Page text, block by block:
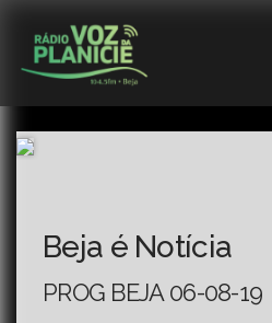
Beja é Notícia
PROG BEJA 06-08-19